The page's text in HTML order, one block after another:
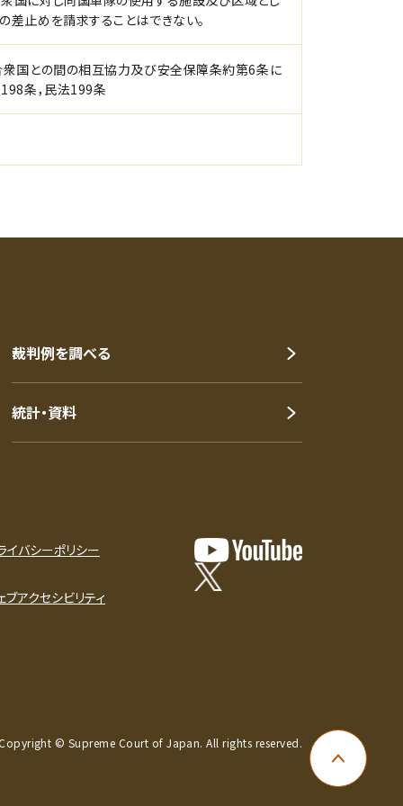
止めを請求することはできない。
衆国との間の相互協力及び安全保障条約第6条に
条，民法199条
ページ上
裁判例を調べる
統計・資料
イバシーポリシー
ブアクセシビリティ
© Supreme Court of Japan. All rights reserved.